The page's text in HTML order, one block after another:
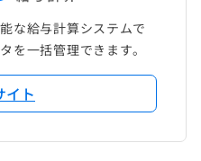
な給与計算システムで
を一括管理できます。
イト